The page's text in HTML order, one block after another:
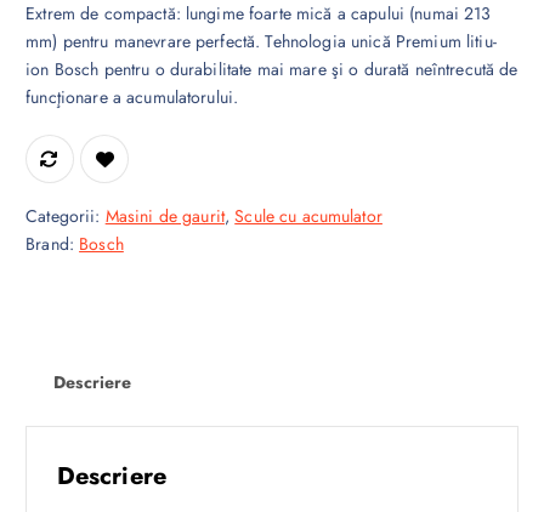
Extrem de compactă: lungime foarte mică a capului (numai 213
mm) pentru manevrare perfectă. Tehnologia unică Premium litiu-
ion Bosch pentru o durabilitate mai mare şi o durată neîntrecută de
funcţionare a acumulatorului.
Categorii: Masini de gaurit,Scule cu acumulator
Brand: Bosch
Descriere
Descriere